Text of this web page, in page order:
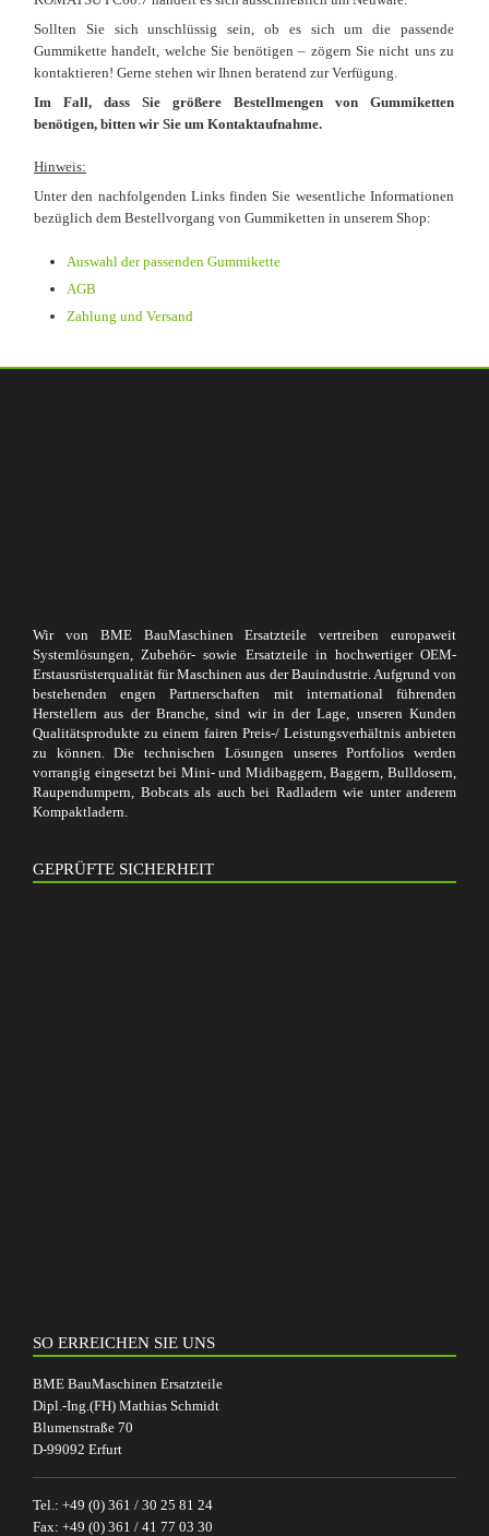
Sollten Sie sich unschlüssig sein, ob es sich um die passende
Gummikette handelt, welche Sie benötigen – zögern Sie nicht uns zu
kontaktieren! Gerne stehen wir Ihnen beratend zur Verfügung.
Im Fall, dass Sie größere Bestellmengen von Gummiketten
benötigen, bitten wir Sie um Kontaktaufnahme.
Hinweis:
Unter den nachfolgenden Links finden Sie wesentliche Informationen
bezüglich dem Bestellvorgang von Gummiketten in unserem Shop:
Auswahl der passenden Gummikette
AGB
Zahlung und Versand
Wir von BME BauMaschinen Ersatzteile vertreiben europaweit
Systemlösungen, Zubehör- sowie Ersatzteile in hochwertiger OEM-
Erstausrüsterqualität für Maschinen aus der Bauindustrie. Aufgrund von
bestehenden engen Partnerschaften mit international führenden
Herstellern aus der Branche, sind wir in der Lage, unseren Kunden
Qualitätsprodukte zu einem fairen Preis-/ Leistungsverhältnis anbieten
zu können. Die technischen Lösungen unseres Portfolios werden
vorrangig eingesetzt bei Mini- und Midibaggern, Baggern, Bulldosern,
Raupendumpern, Bobcats als auch bei Radladern wie unter anderem
Kompaktladern.
GEPRÜFTE SICHERHEIT
SO ERREICHEN SIE UNS
BME BauMaschinen Ersatzteile
Dipl.-Ing.(FH) Mathias Schmidt
Blumenstraße 70
D-99092 Erfurt
Tel.: +49 (0) 361 / 30 25 81 24
Fax: +49 (0) 361 / 41 77 03 30